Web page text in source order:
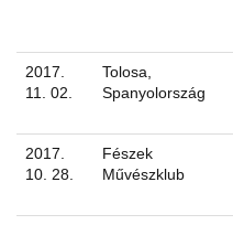
2017.
11. 02.
Tolosa,
Spanyolország
2017.
10. 28.
Fészek
Művészklub